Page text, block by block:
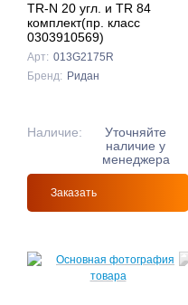
TR-N 20 угл. и TR 84
комплект(пр. класс
0303910569)
Арт: 013G2175R
Бренд: Ридан
Наличие:
Уточняйте
наличие у
менеджера
Заказать